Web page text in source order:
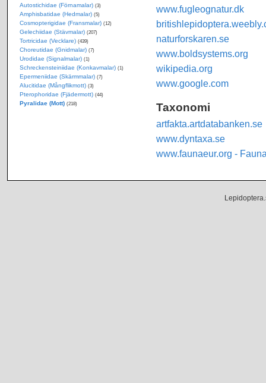
www.fugleognatur.dk
naturforskaren.se
www.boldsystems.org
wikipedia.org
www.google.com
Taxonomi
artfakta.artdatabanken.se
www.dyntaxa.se
www.faunaeur.org -
Autostichidae (Förnamalar) (3)
Amphisbatidae (Hedmalar) (5)
Cosmopterigidae (Fransmalar) (12)
Gelechiidae (Stävmalar) (207)
Tortricidae (Vecklare) (439)
Choreutidae (Gnidmalar) (7)
Urodidae (Signalmalar) (1)
Schreckensteiniidae (Konkavmalar) (1)
Epermeniidae (Skärmmalar) (7)
Alucitidae (Mångflikmott) (3)
Pterophoridae (Fjädermott) (44)
Pyralidae (Mott) (218)